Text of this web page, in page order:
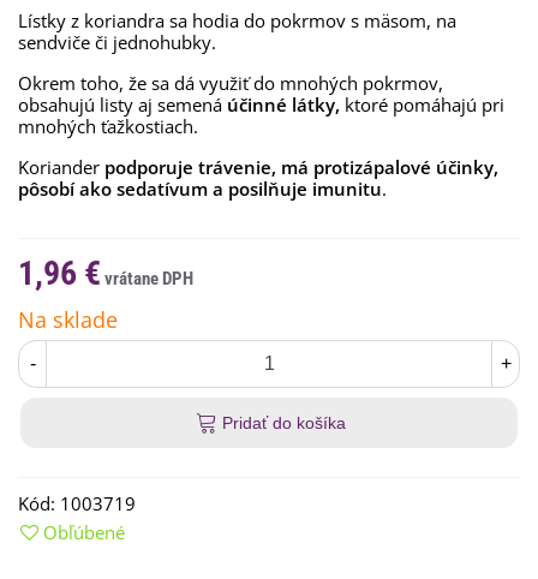
Lístky z koriandra sa hodia do pokrmov s mäsom, na
sendviče či jednohubky.
Okrem toho, že sa dá využiť do mnohých pokrmov,
obsahujú listy aj semená účinné látky, ktoré pomáhajú pri
mnohých ťažkostiach.
Koriander podporuje trávenie, má protizápalové účinky,
pôsobí ako sedatívum a posilňuje imunitu.
1,96 €
Na sklade
- +
Pridať do košíka
Kód: 1003719
Obľúbené